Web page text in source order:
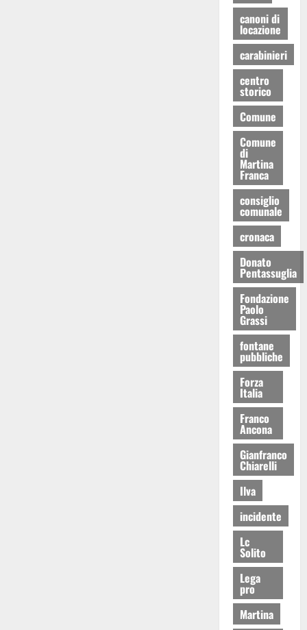
canoni di
locazione
carabinieri
centro
storico
Comune
Comune
di
Martina
Franca
consiglio
comunale
cronaca
Donato
Pentassuglia
Fondazione
Paolo
Grassi
fontane
pubbliche
Forza
Italia
Franco
Ancona
Gianfranco
Chiarelli
Ilva
incidente
Lc
Solito
Lega
pro
Martina